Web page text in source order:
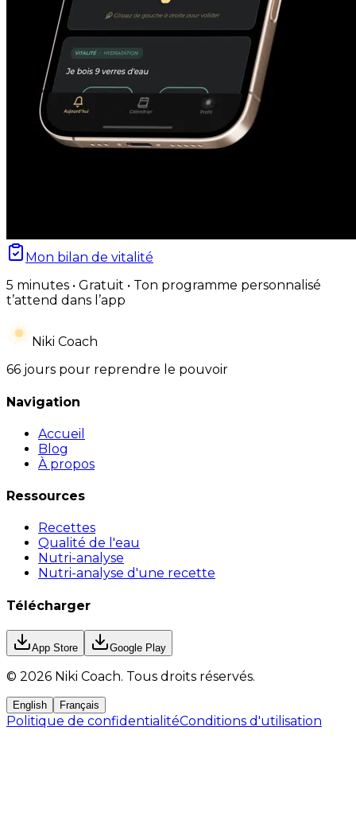
Mon bilan de vitalité
5 minutes • Gratuit • Ton programme personnalisé
t’attend dans l’app
Niki Coach
66 jours pour reprendre le pouvoir
Navigation
Accueil
Blog
À propos
Ressources
Recettes
Qualité de l'eau
Nutri-analyse
Nutri-analyse d'une recette
Télécharger
App Store Google Play
© 2026 Niki Coach. Tous droits réservés.
English Français
Politique de confidentialitéConditions d'utilisation